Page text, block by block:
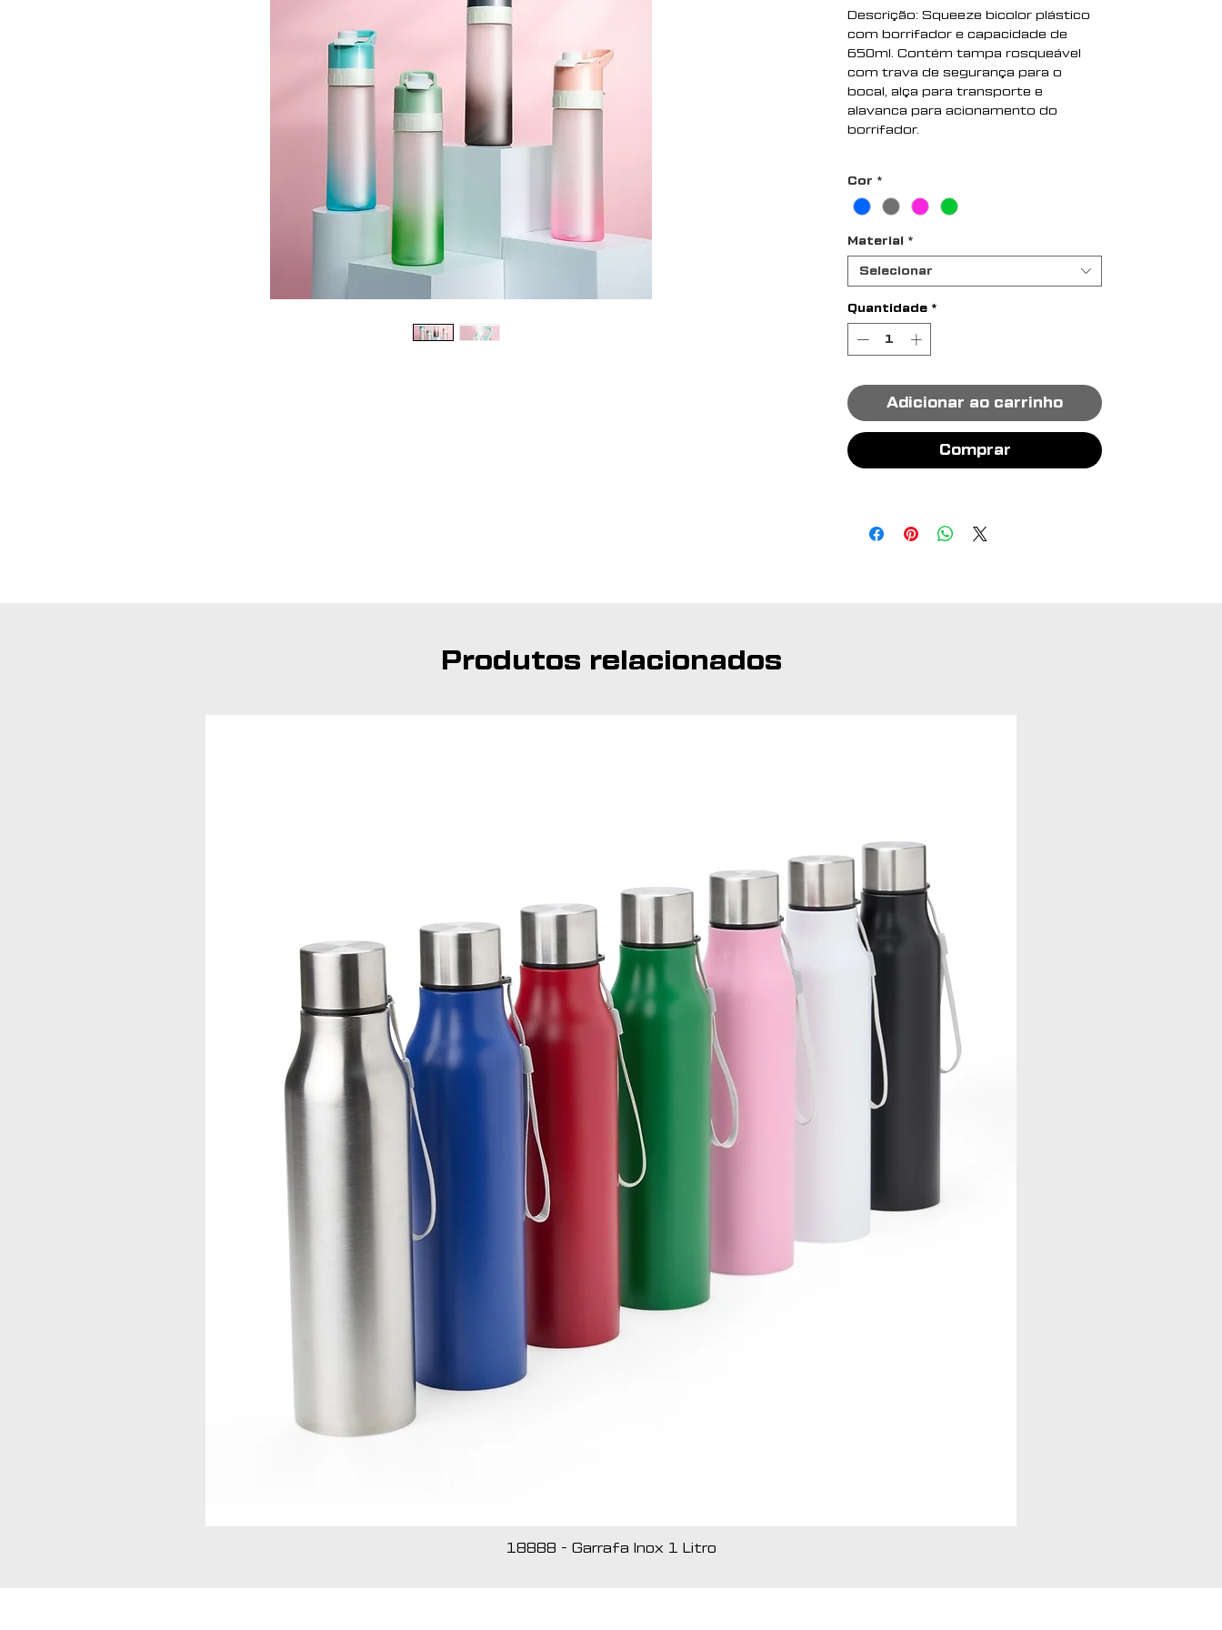
Descrição: Squeeze bicolor plástico
com borrifador e capacidade de
650ml. Contém tampa rosqueável
com trava de segurança para o
bocal, alça para transporte e
alavanca para acionamento do
borrifador.
Largura : 10,2 cm
Circunferência : 21,5 cm
gravação (CxL): 16 cm x 3 cm
Tamanho total aproximado (CxL):
Bocal 1,6 cm
Peso aproximado (g): 153
Cor *
Material *
Selecionar
Quantidade *
Adicionar ao carrinho
Comprar
Produtos relacionados
18888 - Garrafa Inox 1 Litro